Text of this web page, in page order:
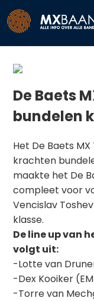
De Baets
bundelen
Het De Baets
krachten
maakte het De
compleet voor
Vencislav
klasse.
De line up van
volgt uit:
-Lotte van
-Dex Kooiker
-Torre van